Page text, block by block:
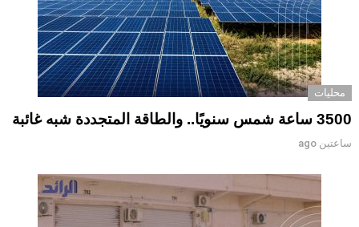
محليات
3500 ساعة شمس سنويًا.. والطاقة المتجددة شبه غائبة
ساعتين ago